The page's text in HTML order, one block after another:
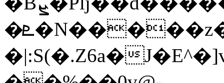
�ܧ�N�����z��������i�x�y$G>�!
�|:S(�.Z6a�